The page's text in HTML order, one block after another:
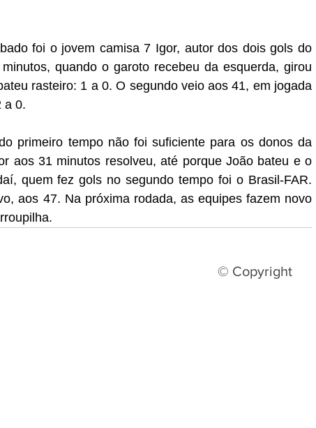
foi o jovem camisa 7 Igor, autor dos dois gols do
quando o garoto recebeu da esquerda, girou
rasteiro: 1 a 0. O segundo veio aos 41, em jogada
a 0.
primeiro tempo não foi suficiente para os donos da
aos 31 minutos resolveu, até porque João bateu e o
quem fez gols no segundo tempo foi o Brasil-FAR.
aos 47. Na próxima rodada, as equipes fazem novo
© Copyright